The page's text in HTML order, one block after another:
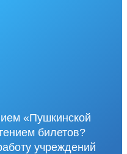
«Пушкинской
билетов?
учреждений